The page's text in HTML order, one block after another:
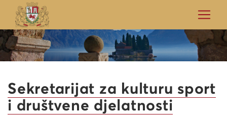
Sekretarijat za kulturu sport
i društvene djelatnosti